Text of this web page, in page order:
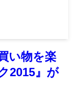
い物を楽
2015』が